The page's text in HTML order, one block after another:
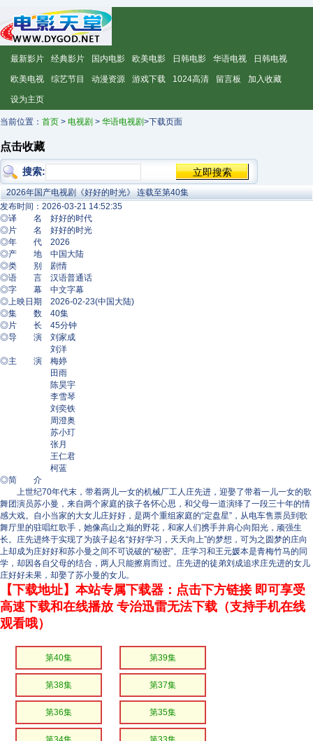
最新影片 经典影片 国内电影 欧美电影 日韩电影 华语电视 日韩电视
欧美电视 综艺节目 动漫资源 游戏下载 1024高清 留言板 加入收藏
设为主页
当前位置： 首页 > 电视剧 > 华语电视剧>下载页面
点击收藏
搜索:
2026年国产电视剧《好好的时光》 连载至第40集
发布时间：2026-03-21 14:52:35
◎译 名 好好的时代
◎片 名 好好的时光
◎年 代 2026
◎产 地 中国大陆
◎类 别 剧情
◎语 言 汉语普通话
◎字 幕 中文字幕
◎上映日期 2026-02-23(中国大陆)
◎集 数 40集
◎片 长 45分钟
◎导 演 刘家成
刘洋
◎主 演 梅婷
田雨
陈昊宇
李雪琴
刘奕铁
周澄奥
苏小玎
张月
王仁君
柯蓝
◎简 介
上世纪70年代末，带着两儿一女的机械厂工人庄先进，迎娶了带着一儿一女的歌
舞团演员苏小曼，来自两个家庭的孩子各怀心思，和父母一道演绎了一段三十年的情
感大戏。自小当家的大女儿庄好好，是两个重组家庭的“定盘星”，从电车售票员到歌
舞厅里的驻唱红歌手，她像高山之巅的野花，和家人们携手并肩心向阳光，顽强生
长。庄先进终于实现了为孩子起名“好好学习，天天向上”的梦想，可为之圆梦的庄向
上却成为庄好好和苏小曼之间不可说破的“秘密”。庄学习和王元媛本是青梅竹马的同
学，却因各自父母的结合，两人只能擦肩而过。庄先进的徒弟刘成追求庄先进的女儿
庄好好未果，却娶了苏小曼的女儿。
【下载地址】本站专属下载器：点击下方链接 即可享受
高速下载和在线播放 专治迅雷无法下载（支持手机在线
观看哦）
第40集 第39集
第38集 第37集
第36集 第35集